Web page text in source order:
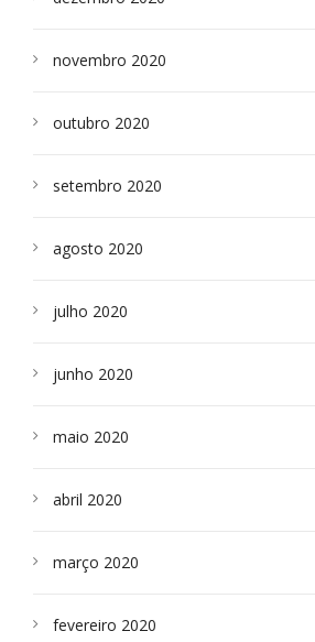
novembro 2020
outubro 2020
setembro 2020
agosto 2020
julho 2020
junho 2020
maio 2020
abril 2020
março 2020
fevereiro 2020